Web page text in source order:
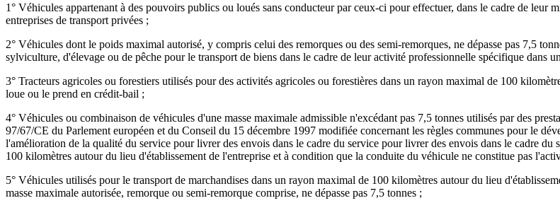
1° Véhicules appartenant à des pouvoirs publics ou loués sans conducteur par ceux-ci pour effectuer, dans le cadre de leur
entreprises de transport privées ;
2° Véhicules dont le poids maximal autorisé, y compris celui des remorques ou des semi-remorques, ne dépasse pas 7,5
sylviculture, d'élevage ou de pêche pour le transport de biens dans le cadre de leur activité professionnelle spécifique dans
3° Tracteurs agricoles ou forestiers utilisés pour des activités agricoles ou forestières dans un rayon maximal de 100
loue ou le prend en crédit-bail ;
4° Véhicules ou combinaison de véhicules d'une masse maximale admissible n'excédant pas 7,5 tonnes utilisés par des
97/67/CE du Parlement européen et du Conseil du 15 décembre 1997 modifiée concernant les règles communes pour le
l'amélioration de la qualité du service pour livrer des envois dans le cadre du service pour livrer des envois dans le cadre
100 kilomètres autour du lieu d'établissement de l'entreprise et à condition que la conduite du véhicule ne constitue pas
5° Véhicules utilisés pour le transport de marchandises dans un rayon maximal de 100 kilomètres autour du lieu
masse maximale autorisée, remorque ou semi-remorque comprise, ne dépasse pas 7,5 tonnes ;